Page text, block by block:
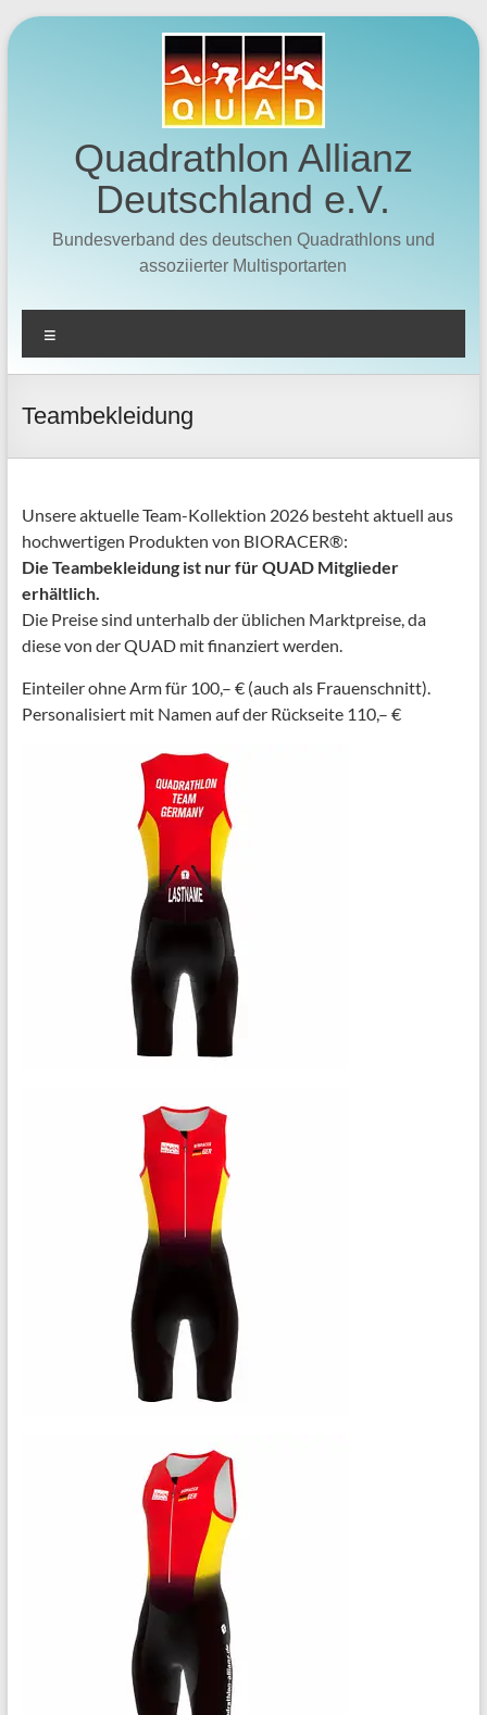
Zum
Inhalt
Quadrathlon Allianz
Deutschland e.V.
Bundesverband des deutschen Quadrathlons und
assoziierter Multisportarten
Teambekleidung
Unsere aktuelle Team-Kollektion 2026 besteht aktuell aus
hochwertigen Produkten von BIORACER®:
Die Teambekleidung ist nur für QUAD Mitglieder
erhältlich.
Die Preise sind unterhalb der üblichen Marktpreise, da
diese von der QUAD mit finanziert werden.
Einteiler ohne Arm für 100,– € (auch als Frauenschnitt).
Personalisiert mit Namen auf der Rückseite 110,– €